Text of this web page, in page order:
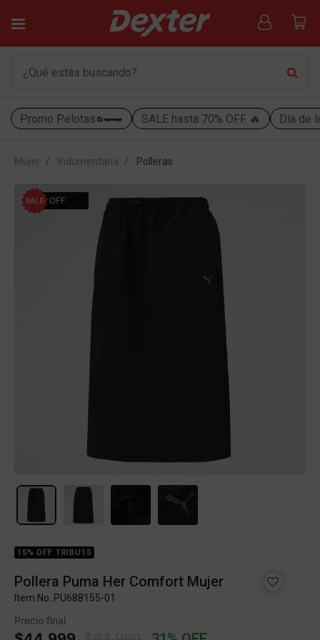
Promo Pelotas SALE hasta 70% OFF 🔥 Día de
Mujer Indumentaria Polleras
30% OFF
15% OFF TRIBU15
Pollera Puma Her Comfort Mujer
Item No. PU688155-01
Precio final